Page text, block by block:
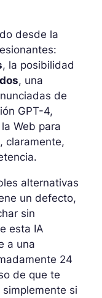
desde la
, la posibilidad
, una
de
GPT-4,
Web para
claramente,
alternativas
un defecto,
sin
esta IA
a una
24
de que te
si